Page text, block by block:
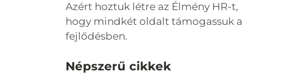
Azért hoztuk létre az Élmény HR-t,
hogy mindkét oldalt támogassuk a
fejlődésben.
Népszerű cikkek